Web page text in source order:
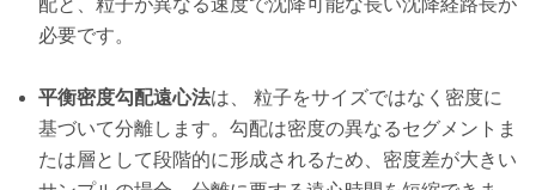
配と、粒子が異なる速度で沈降可能な長い沈降経路長が
必要です。
平衡密度勾配遠心法は、 粒子をサイズではなく密度に
基づいて分離します。勾配は密度の異なるセグメントま
たは層として段階的に形成されるため、密度差が大きい